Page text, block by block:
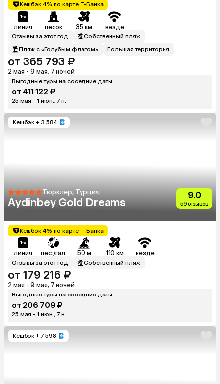
Кешбэк 4% по карте Т-Банка
линия песок 35 км везде
Отзывы за этот год
Собственный пляж
Пляж с «Голубым флагом»
Большая территория
от 365 793 ₽
2 мая - 9 мая, 7 ночей
Выгодные туры на соседние даты
от 411 122 ₽
25 мая - 1 июн., 7 н.
Кешбэк + 3 584
Тюрклер, Турция
Aydinbey Gold Dreams
9.0
59 отзывов
Кешбэк 4% по карте Т-Банка
линия пес./гал. 50 м 110 км везде
Отзывы за этот год Собственный пляж
от 179 216 ₽
2 мая - 9 мая, 7 ночей
Выгодные туры на соседние даты
от 206 709 ₽
25 мая - 1 июн., 7 н.
Кешбэк + 7 598